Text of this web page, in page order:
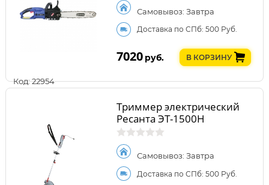
Код: 22954
Самовывоз: Завтра
Доставка по СПб: 500 Руб.
7020 руб. В КОРЗИНУ
Триммер электрический
Ресанта ЭТ-1500Н
Самовывоз: Завтра
Доставка по СПб: 500 Руб.